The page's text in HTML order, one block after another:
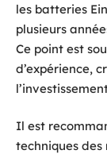
les batteries
plusieurs
Ce point est
d’expérience,
Il est
techniques des